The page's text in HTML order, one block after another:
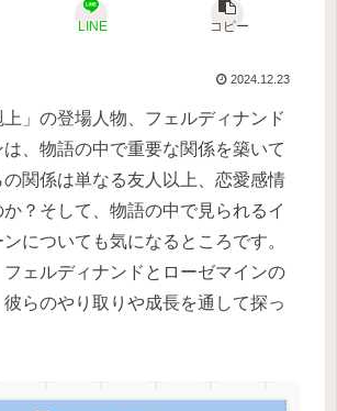
LINE コピー
2024.12.23
上」の登場人物、フェルディナンド
、物語の中で重要な関係を築いて
関係は単なる友人以上、恋愛感情
？そして、物語の中で見られるイ
についても気になるところです。
フェルディナンドとローゼマインの
らのやり取りや成長を通して探っ